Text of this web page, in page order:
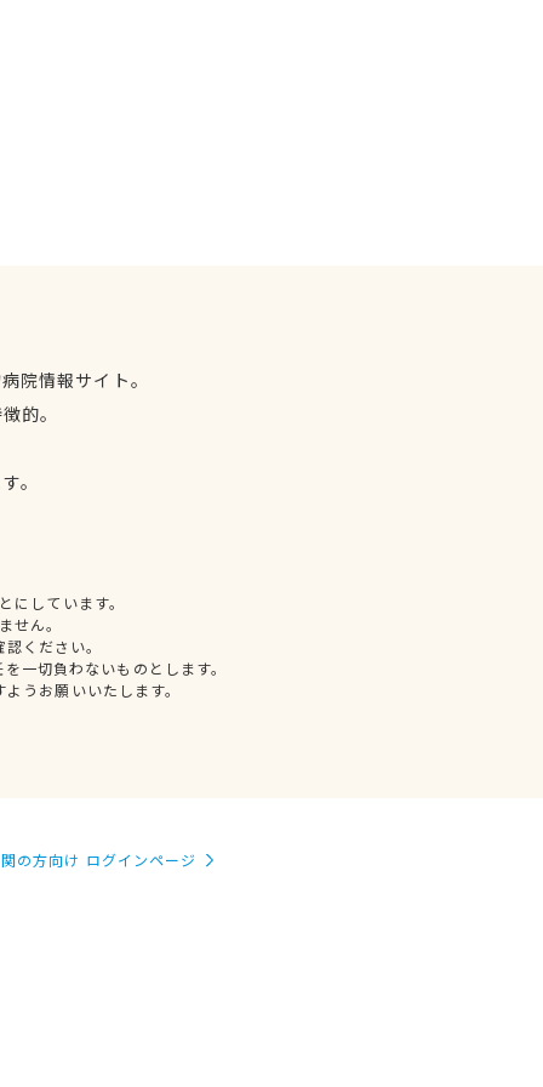
院情報サイト。
的。
。
しています。
せん。
ください。
一切負わないものとします。
うお願いいたします。
の方向け ログインページ